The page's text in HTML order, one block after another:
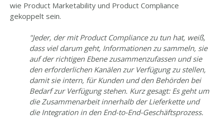
wie Product Marketability und Product Compliance
gekoppelt sein.
"Jeder, der mit Product Compliance zu tun hat, weiß,
dass viel darum geht, Informationen zu sammeln, sie
auf der richtigen Ebene zusammenzufassen und sie
den erforderlichen Kanälen zur Verfügung zu stellen,
damit sie intern, für Kunden und den Behörden bei
Bedarf zur Verfügung stehen. Kurz gesagt: Es geht um
die Zusammenarbeit innerhalb der Lieferkette und
die Integration in den End-to-End-Geschäftsprozess.